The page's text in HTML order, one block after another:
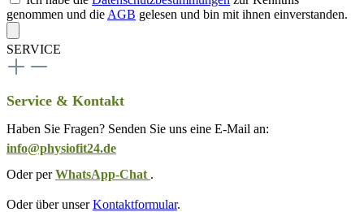
genommen und die AGB gelesen und bin mit ihnen einverstanden.
SERVICE
Service & Kontakt
Haben Sie Fragen? Senden Sie uns eine E-Mail an:
info@physiofit24.de
Oder perWhatsApp-Chat .
Oder über unserKontaktformular.